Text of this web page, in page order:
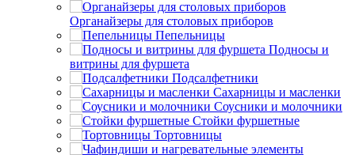
Органайзеры для столовых приборов
Пепельницы
Подносы и
витрины для фуршета
Подсалфетники
Сахарницы и масленки
Соусники и молочники
Стойки фуршетные
Тортовницы